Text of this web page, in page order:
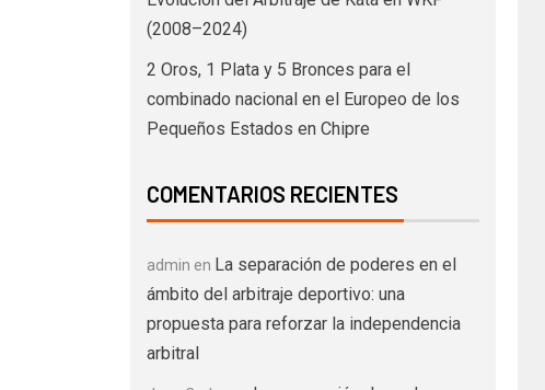
(2008–2024)
2 Oros, 1 Plata y 5 Bronces para el
combinado nacional en el Europeo de los
Pequeños Estados en Chipre
COMENTARIOS RECIENTES
admin en La separación de poderes en el
ámbito del arbitraje deportivo: una
propuesta para reforzar la independencia
arbitral